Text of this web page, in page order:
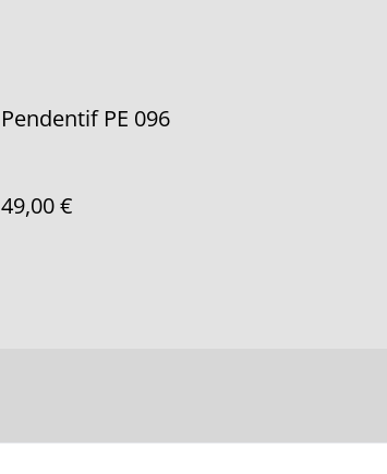
Pendentif PE 096
49,00 €